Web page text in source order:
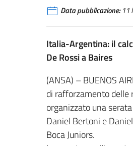
Data pubblicazione:11
Italia-Argentina: il
De Rossi a Baires
(ANSA) – BUENOS
di rafforzamento delle
organizzato una
Daniel Bertoni e
Boca Juniors.